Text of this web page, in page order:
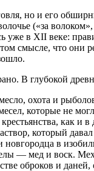
но и его
(«за
уже в XII веке:
смысле, что
В глубокой
охота и
которые не
как и
который
новгородца в
— мед и воск.
оброков и